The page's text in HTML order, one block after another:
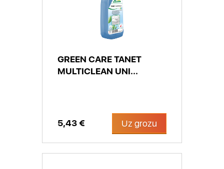
GREEN CARE TANET
MULTICLEAN UNI...
5,43 € Uz grozu